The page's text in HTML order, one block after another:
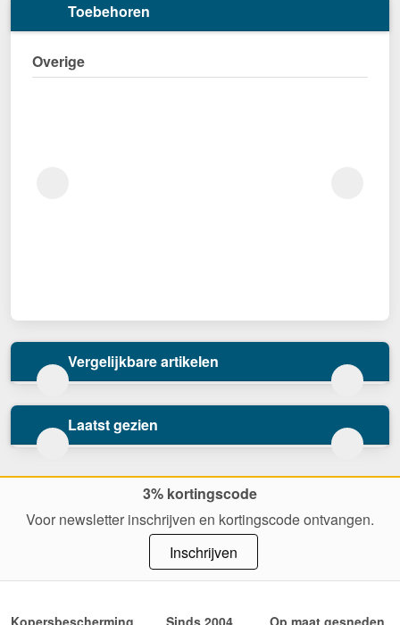
Toebehoren
Overige
Vergelijkbare artikelen
Laatst gezien
3% kortingscode
Voor newsletter inschrijven en kortingscode ontvangen.
Inschrijven